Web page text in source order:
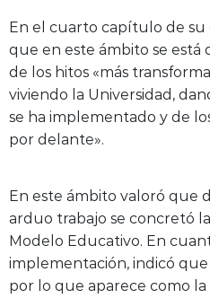
En el cuarto capítulo de su
que en este ámbito se
de los hitos «más
viviendo la Universidad,
se ha implementado y de
por delante».
En este ámbito valoró que
arduo trabajo se concretó
Modelo Educativo. En
implementación, indicó
por lo que aparece como